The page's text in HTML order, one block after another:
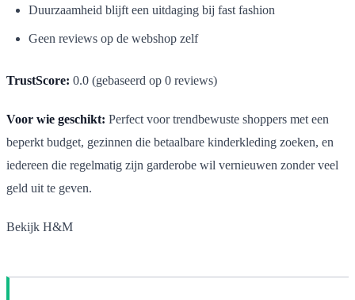
Duurzaamheid blijft een uitdaging bij fast fashion
Geen reviews op de webshop zelf
TrustScore: 0.0 (gebaseerd op 0 reviews)
Voor wie geschikt: Perfect voor trendbewuste shoppers met een
beperkt budget, gezinnen die betaalbare kinderkleding zoeken, en
iedereen die regelmatig zijn garderobe wil vernieuwen zonder veel
geld uit te geven.
Bekijk H&M